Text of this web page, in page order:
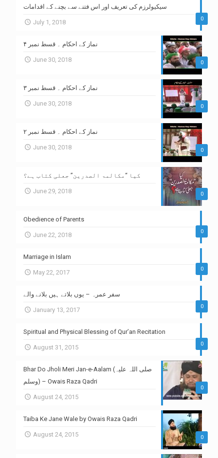
0
سیکیولرزم کی تعریف اور اس فتنے سے بچنے کے اقدامات
July 1, 2018
0
نماز کے احکام ۔ قسط نمبر ۴
June 30, 2018
0
نماز کے احکام ۔ قسط نمبر ۳
June 30, 2018
0
نماز کے احکام ۔ قسط نمبر ۲
June 30, 2018
0
کیا “مکالمۃ الصدرین” جعلی کتاب ہے؟
June 29, 2018
0
Obedience of Parents
June 22, 2018
0
Marriage in Islam
May 22, 2017
0
سفر عمرہ – یوں بلاتے ہیں بلانے والے
January 13, 2017
0
Spiritual and Physical Blessing of Qur’an Recitation
August 31, 2015
0
Bhar Do Jholi Meri Jan-e-Aalam (صلی اللہ علیہ
وسلم) – Owais Raza Qadri
August 24, 2015
0
Taiba Ke Jane Wale by Owais Raza Qadri
August 24, 2015